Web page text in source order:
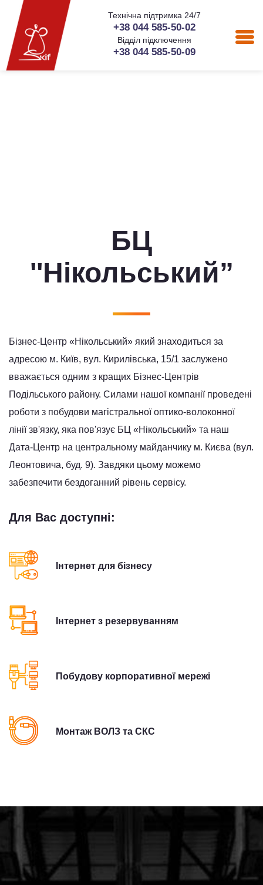
Технічна підтримка 24/7
+38 044 585-50-02
Відділ підключення
+38 044 585-50-09
БЦ
''Нікольський”
Бізнес-Центр «Нікольський» який знаходиться за
адресою м. Київ, вул. Кирилівська, 15/1 заслужено
вважається одним з кращих Бізнес-Центрів
Подільського району. Силами нашої компанії проведені
роботи з побудови магістральної оптико-волоконної
лінії зв'язку, яка пов'язує БЦ «Нікольський» та наш
Дата-Центр на центральному майданчику м. Києва (вул.
Леонтовича, буд. 9). Завдяки цьому можемо
забезпечити бездоганний рівень сервісу.
Для Вас доступні:
Інтернет для бізнесу
Інтернет з резервуванням
Побудову корпоративної мережі
Монтаж ВОЛЗ та СКС